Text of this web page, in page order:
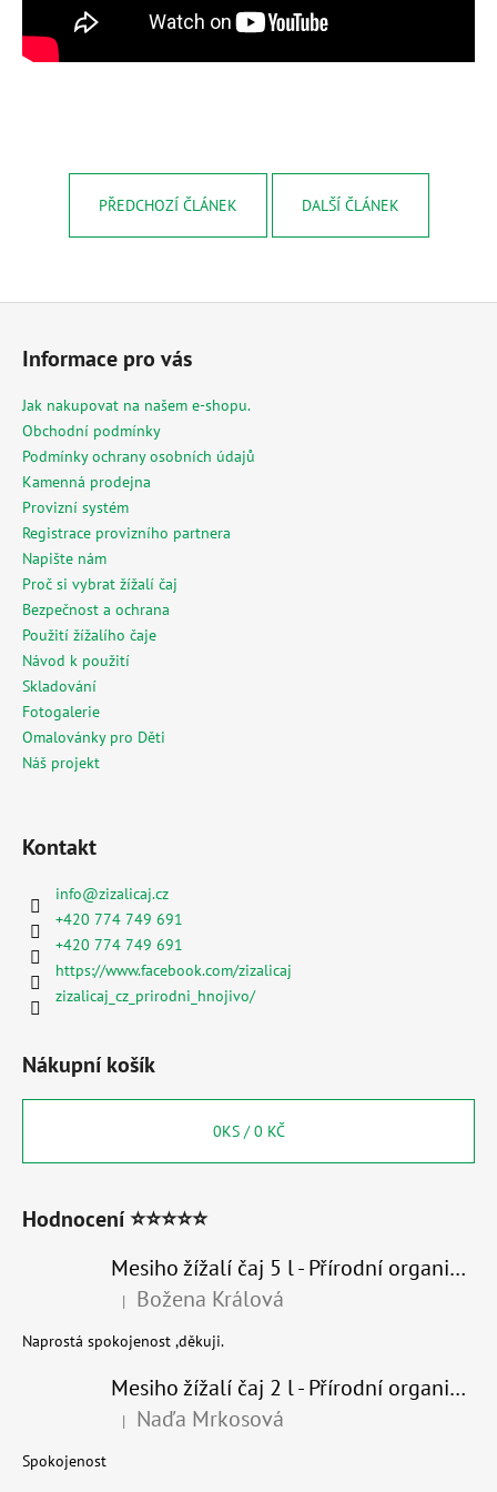
PŘEDCHOZÍ ČLÁNEK DALŠÍ ČLÁNEK
Informace pro vás
Jak nakupovat na našem e-shopu.
Obchodní podmínky
Podmínky ochrany osobních údajů
Kamenná prodejna
Provizní systém
Registrace provizního partnera
Napište nám
Proč si vybrat žížalí čaj
Bezpečnost a ochrana
Použití žížalího čaje
Návod k použití
Skladování
Fotogalerie
Omalovánky pro Děti
Náš projekt
Kontakt
info@zizalicaj.cz
+420 774 749 691
+420 774 749 691
https://www.facebook.com/zizalicaj
zizalicaj_cz_prirodni_hnojivo/
Nákupní košík
0KS /0 KČ
Hodnocení ⭐⭐⭐⭐⭐
Mesiho žížalí čaj 5 l - Přírodní organické hnojivo 100% nature
Hodnocení produktu je 5 z 5 hvězdiček.
| Božena Králová
Naprostá spokojenost ,děkuji.
Mesiho žížalí čaj 2 l - Přírodní organické hnojivo 100% nature - recyklovaný obal
Hodnocení produktu je 5 z 5 hvězdiček.
| Naďa Mrkosová
Spokojenost